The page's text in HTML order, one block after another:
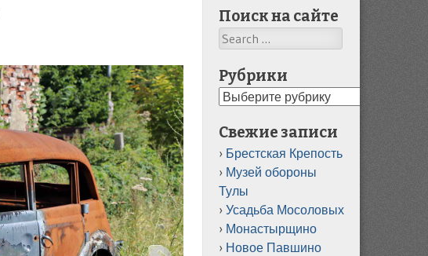
Поиск на сайте
Search
Рубрики
Рубрики
Свежие записи
Брестская Крепость
Музей обороны
Тулы
Усадьба Мосоловых
Монастырщино
Новое Павшино